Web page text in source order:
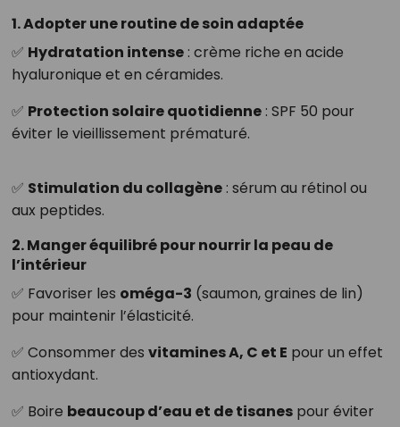
1. Adopter une routine de soin adaptée
✅ Hydratation intense: crème riche en acide
hyaluronique et en céramides.
✅ Protection solaire quotidienne: SPF 50 pour
éviter le vieillissement prématuré.
✅ Stimulation du collagène: sérum au rétinol ou
aux peptides.
2. Manger équilibré pour nourrir la peau de
l’intérieur
✅ Favoriser les oméga-3 (saumon, graines de lin)
pour maintenir l’élasticité.
✅ Consommer des vitamines A, C et E pour un effet
antioxydant.
✅ Boire beaucoup d’eau et de tisanespour éviter